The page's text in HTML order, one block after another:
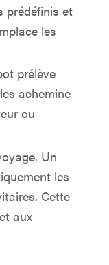
prédéfinis et
les
prélève
achemine
ou
Un
les
Cette
aux